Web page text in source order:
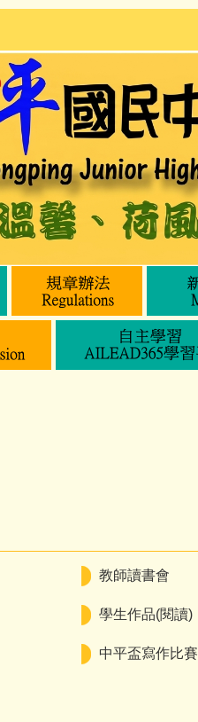
教師讀書會
學生作品(閱讀)
中平盃寫作比賽